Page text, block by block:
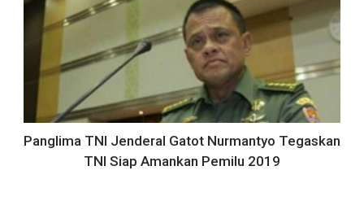
Panglima TNI Jenderal Gatot Nurmantyo Tegaskan
TNI Siap Amankan Pemilu 2019